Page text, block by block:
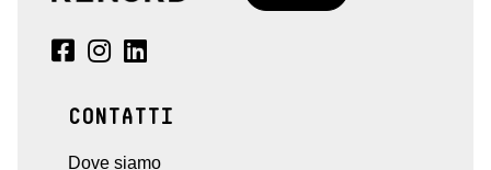
CONTATTI
Dove siamo